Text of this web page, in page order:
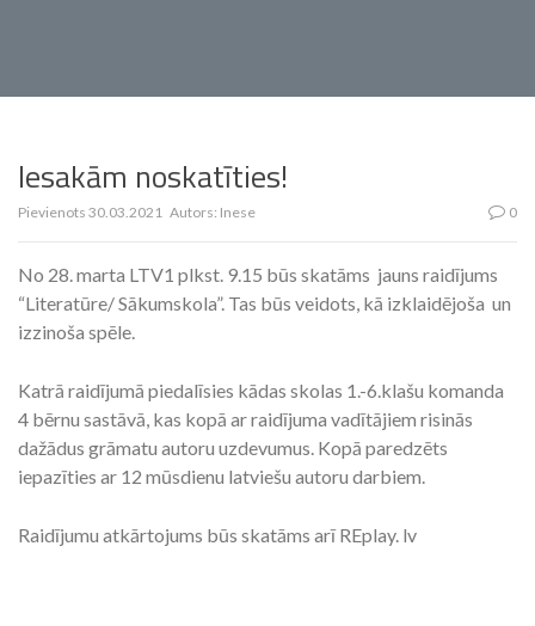
Iesakām noskatīties!
Pievienots 30.03.2021 Autors: Inese 0
No 28. marta LTV1 plkst. 9.15 būs skatāms jauns raidījums
“Literatūre/ Sākumskola”. Tas būs veidots, kā izklaidējoša un
izzinoša spēle.
Katrā raidījumā piedalīsies kādas skolas 1.-6.klašu komanda
4 bērnu sastāvā, kas kopā ar raidījuma vadītājiem risinās
dažādus grāmatu autoru uzdevumus. Kopā paredzēts
iepazīties ar 12 mūsdienu latviešu autoru darbiem.
Raidījumu atkārtojums būs skatāms arī REplay. lv